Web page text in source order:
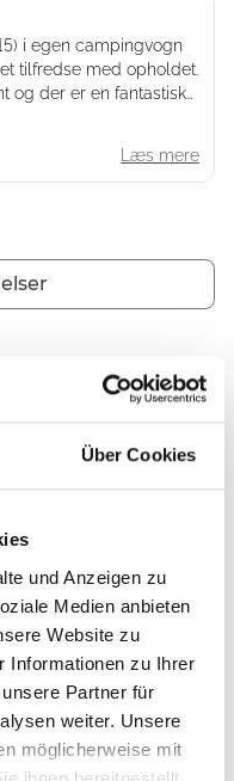
Über Cookies
und Anzeigen zu
Medien anbieten
Website zu
Informationen zu Ihrer
Partner für
weiter. Unsere
möglicherweise mit
i egen campingvogn
tilfredse med opholdet.
og der er en fantastisk
det ville være rigtigLæs mere